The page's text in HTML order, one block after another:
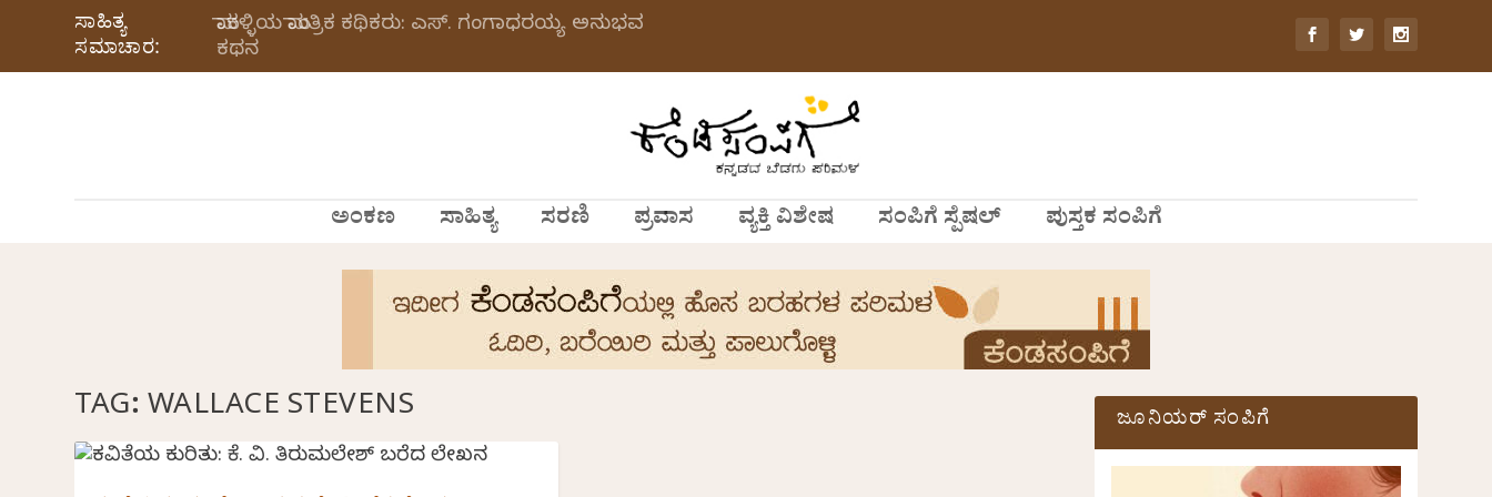
ಸಾಹಿತ್ಯ
ಸಮಾಚಾರ:
ಮಾಕಳ್ಳಿಯ ಮಾಂತ್ರಿಕ ಕಥಿಕರು: ಎಸ್. ಗಂಗಾಧರಯ್ಯ ಅನುಭವ
ಕಥನ
ಅಂಕಣ ಸಾಹಿತ್ಯ ಸರಣಿ ಪ್ರವಾಸ ವ್ಯಕ್ತಿ ವಿಶೇಷ ಸಂಪಿಗೆ ಸ್ಪೆಷಲ್ ಪುಸ್ತಕ ಸಂಪಿಗೆ
TAG: WALLACE STEVENS ಜೂನಿಯರ್ ಸಂಪಿಗೆ